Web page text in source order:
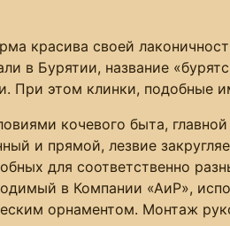
красива своей
в Бурятии, название
При этом клинки,
кочевого быта,
и прямой, лезвие
для соответственно
в Компании «АиР»,
орнаментом. Монтаж